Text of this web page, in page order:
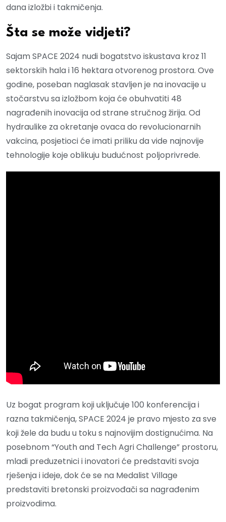
dana izložbi i takmičenja.
Šta se može vidjeti?
Sajam SPACE 2024 nudi bogatstvo iskustava kroz 11
sektorskih hala i 16 hektara otvorenog prostora. Ove
godine, poseban naglasak stavljen je na inovacije u
stočarstvu sa izložbom koja će obuhvatiti 48
nagrađenih inovacija od strane stručnog žirija. Od
hydraulike za okretanje ovaca do revolucionarnih
vakcina, posjetioci će imati priliku da vide najnovije
tehnologije koje oblikuju budućnost poljoprivrede.
Uz bogat program koji uključuje 100 konferencija i
razna takmičenja, SPACE 2024 je pravo mjesto za sve
koji žele da budu u toku s najnovijim dostignućima. Na
posebnom “Youth and Tech Agri Challenge” prostoru,
mladi preduzetnici i inovatori će predstaviti svoja
rješenja i ideje, dok će se na Medalist Village
predstaviti bretonski proizvođači sa nagrađenim
proizvodima.